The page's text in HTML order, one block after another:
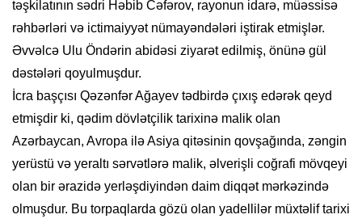
təşkilatının sədri Həbib Cəfərov, rayonun idarə, müəssisə
rəhbərləri və ictimaiyyət nümayəndələri iştirak etmişlər.
Əvvəlcə Ulu Öndərin abidəsi ziyarət edilmiş, önünə gül
dəstələri qoyulmuşdur.
İcra başçısı Qəzənfər Ağayev tədbirdə çıxış edərək qeyd
etmişdir ki, qədim dövlətçilik tarixinə malik olan
Azərbaycan, Avropa ilə Asiya qitəsinin qovşağında, zəngin
yerüstü və yeraltı sərvətlərə malik, əlverişli coğrafi mövqeyi
olan bir ərazidə yerləşdiyindən daim diqqət mərkəzində
olmuşdur. Bu torpaqlarda gözü olan yadellilər müxtəlif tarixi